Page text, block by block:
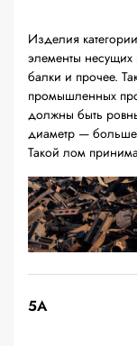
Изделия
элементы несущих
балки и прочее.
промышленных
должны быть
диаметр —
Такой лом
5А